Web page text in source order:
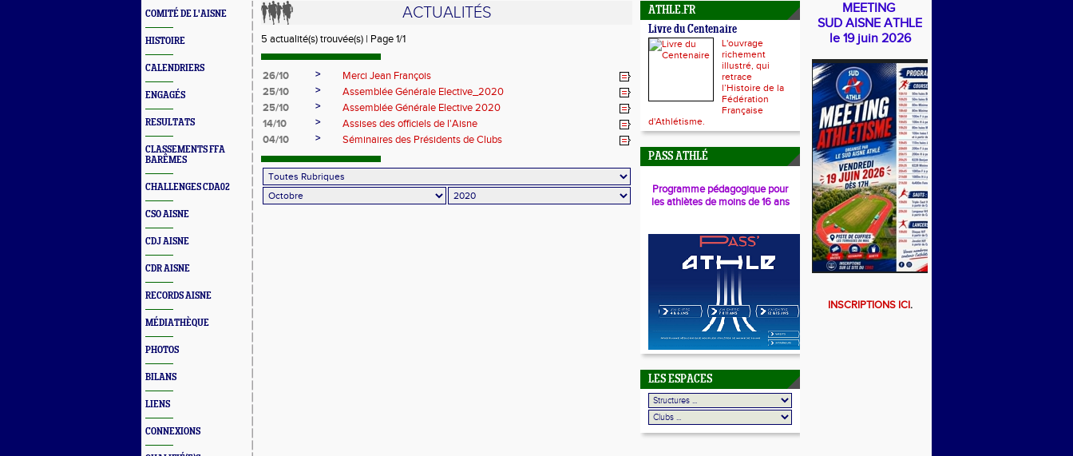
COMITÉ DE L'AISNE
HISTOIRE
CALENDRIERS
ENGAGÉS
RESULTATS
CLASSEMENTS FFA
BARÊMES
CHALLENGES CDA02
CSO AISNE
CDJ AISNE
CDR AISNE
RECORDS AISNE
MÉDIATHÈQUE
PHOTOS
BILANS
LIENS
CONNEXIONS
ACTUALITÉS
5 actualité(s) trouvée(s) | Page 1/1
26/10 >
Merci Jean François
25/10
>
Assemblée Générale Elective_2020
25/10
>
Assemblée Générale Elective 2020
14/10
>
Assises des officiels de l'Aisne
04/10
> Séminaires des Présidents de Clubs
ATHLE.FR
Livre du Centenaire
L'ouvrage
richement
illustré, qui
retrace
l’Histoire de la
Fédération
Française
d'Athlétisme.
PASS ATHLÉ
Programme pédagogique pour
les athlètes de moins de 16 ans
LES ESPACES
MEETING
SUD AISNE ATHLE
le 19 juin 2026
INSCRIPTIONS ICI.